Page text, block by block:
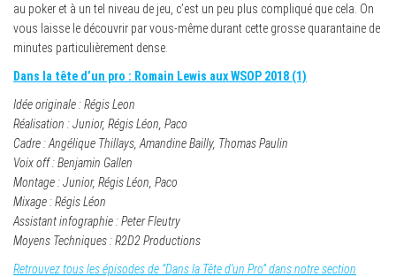
au poker et à un tel niveau de jeu, c’est un peu plus compliqué que cela. On
vous laisse le découvrir par vous-même durant cette grosse quarantaine de
minutes particulièrement dense.
Dans la tête d’un pro : Romain Lewis aux WSOP 2018 (1)
Idée originale : Régis Leon
Réalisation : Junior, Régis Léon, Paco
Cadre : Angélique Thillays, Amandine Bailly, Thomas Paulin
Voix off : Benjamin Gallen
Montage : Junior, Régis Léon, Paco
Mixage : Régis Léon
Assistant infographie : Peter Fleutry
Moyens Techniques : R2D2 Productions
Retrouvez tous les épisodes de “Dans la Tête d’un Pro” dans notre section